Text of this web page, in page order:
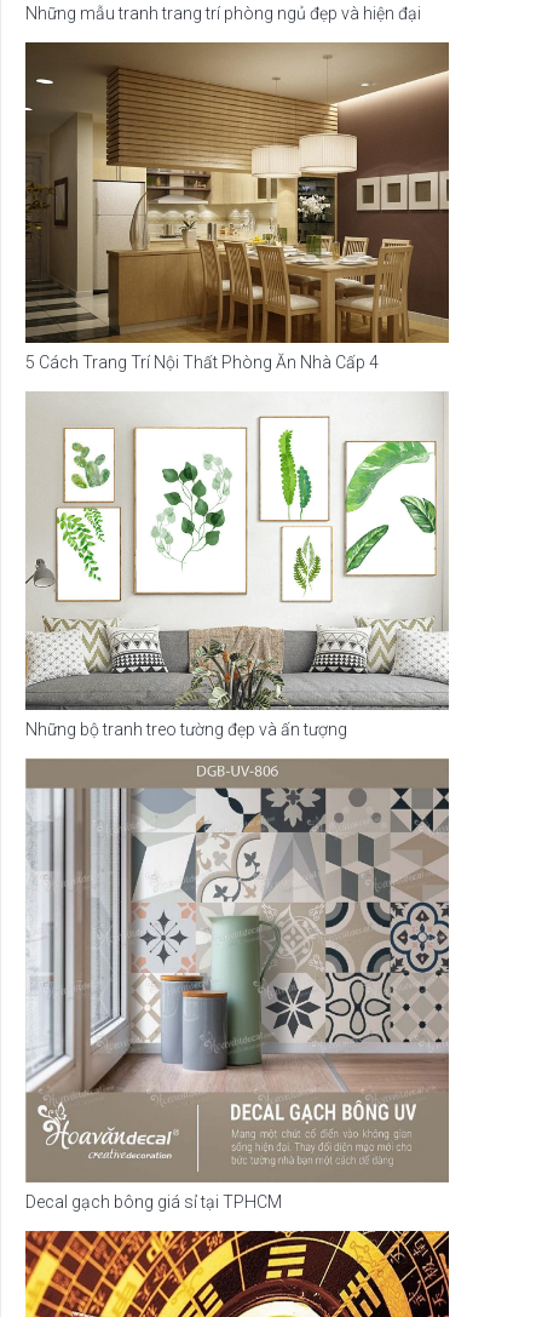
Những mẫu tranh trang trí phòng ngủ đẹp và hiện đại
5 Cách Trang Trí Nội Thất Phòng Ăn Nhà Cấp 4
Những bộ tranh treo tường đẹp và ấn tượng
Decal gạch bông giá sỉ tại TPHCM